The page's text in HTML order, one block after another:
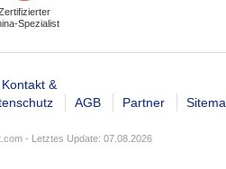
Spezialist
Kontakt &
AGB Partner
- Letztes Update: 07.08.2026